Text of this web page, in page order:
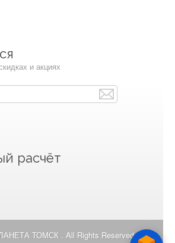
и акциях
расчёт
ТОМСК . All Rights Reserved.